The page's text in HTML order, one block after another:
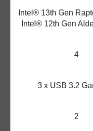
Intel® 13th Gen
Intel® 12th Gen
4
3 x USB 3.2
2